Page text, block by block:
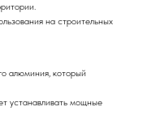
на строительных
алюминия, который
устанавливать мощные